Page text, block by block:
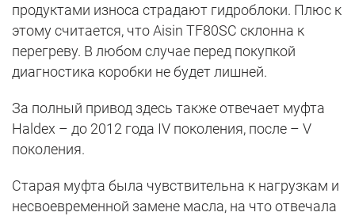
продуктами износа страдают гидроблоки. Плюс к
этому считается, что Aisin TF80SC склонна к
перегреву. В любом случае перед покупкой
диагностика коробки не будет лишней.
За полный привод здесь также отвечает муфта
Haldex – до 2012 года IV поколения, после – V
поколения.
Старая муфта была чувствительна к нагрузкам и
несвоевременной замене масла, на что отвечала